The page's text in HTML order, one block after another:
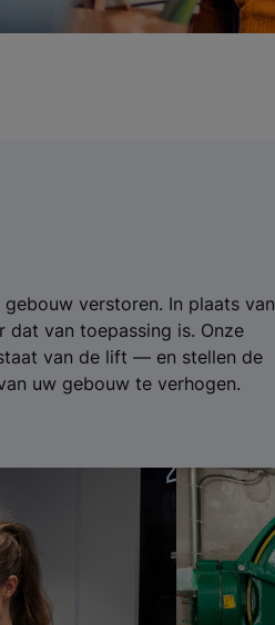
verstoren. In plaats van
dat van toepassing is. Onze
van de lift — en stellen de
uw gebouw te verhogen.